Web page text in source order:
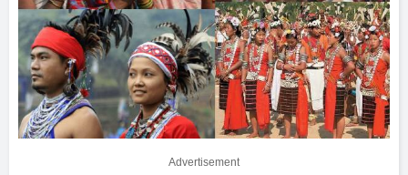
Advertisement